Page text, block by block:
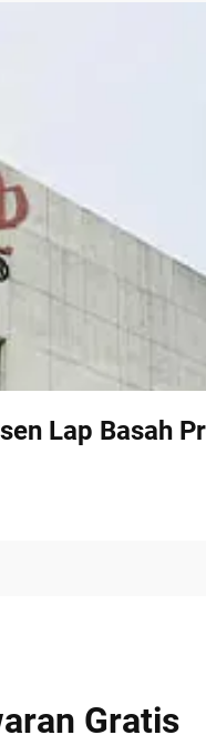
Lap Basah
Gratis